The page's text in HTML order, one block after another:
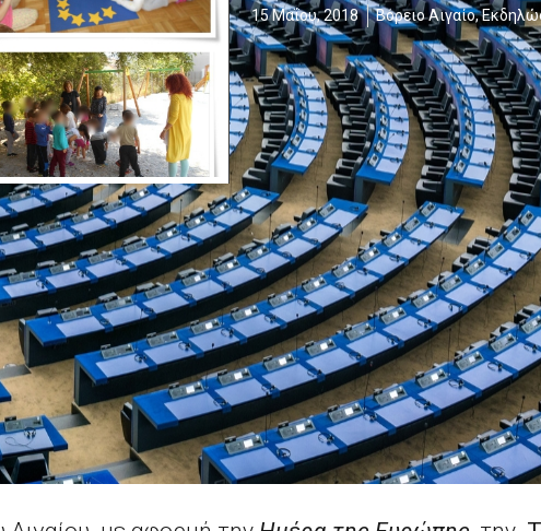
15 Μαΐου, 2018 Βόρειο Αιγαίο,